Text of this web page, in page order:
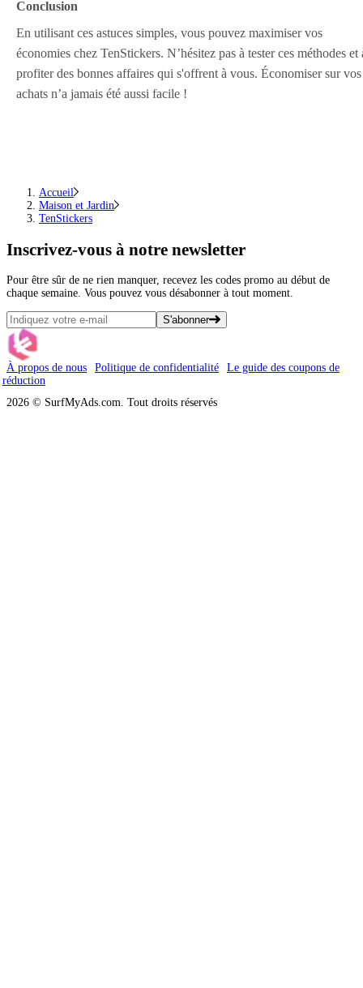
Conclusion
En utilisant ces astuces simples, vous pouvez maximiser vos
économies chez TenStickers. N’hésitez pas à tester ces méthodes et
profiter des bonnes affaires qui s'offrent à vous. Économiser sur vos
achats n’a jamais été aussi facile !
Accueil
Maison et Jardin
TenStickers
Inscrivez-vous à notre newsletter
Pour être sûr de ne rien manquer, recevez les codes promo au début de
chaque semaine. Vous pouvez vous désabonner à tout moment.
S'abonner
À propos de nous Politique de confidentialité
Le guide des coupons de
réduction
2026 © SurfMyAds.com. Tout droits réservés